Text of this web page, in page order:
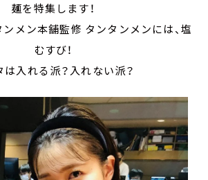
麺を特集します！
メン本舗監修 タンタンメンには、塩
むすび！
は入れる派？入れない派？